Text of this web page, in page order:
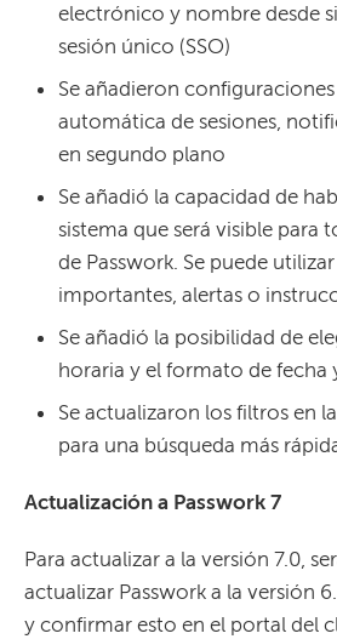
electrónico y nombre desde
sesión único (SSO)
Se añadieron
automática de sesiones,
en segundo plano
Se añadió la capacidad de
sistema que será visible para
de Passwork. Se puede
importantes, alertas o
Se añadió la posibilidad de
horaria y el formato de fecha
Se actualizaron los filtros en
para una búsqueda más
Actualización a Passwork 7
Para actualizar a la versión 7.0,
actualizar Passwork a la versión
y confirmar esto en el portal del